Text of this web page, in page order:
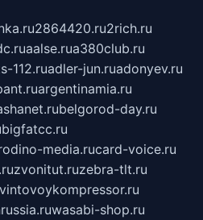
2864420.ru2rich.ru
aalse.rua380club.ru
112.ruadler-jun.ruadonyev.ru
argentinamia.ru
belgorod-day.ru
bigfatcc.ru
media.rucard-voice.ru
zvonitut.ruzebra-tlt.ru
vintovoykompressor.ru
wasabi-shop.ru